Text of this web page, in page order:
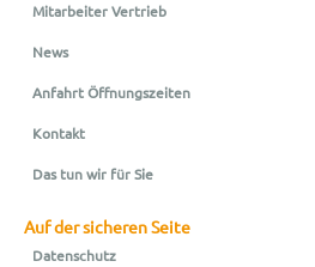
Mitarbeiter Vertrieb
News
Anfahrt Öffnungszeiten
Kontakt
Das tun wir für Sie
Auf der sicheren Seite
Datenschutz